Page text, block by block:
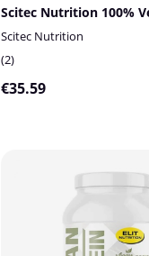
Scitec Nutrition
2
€35.59